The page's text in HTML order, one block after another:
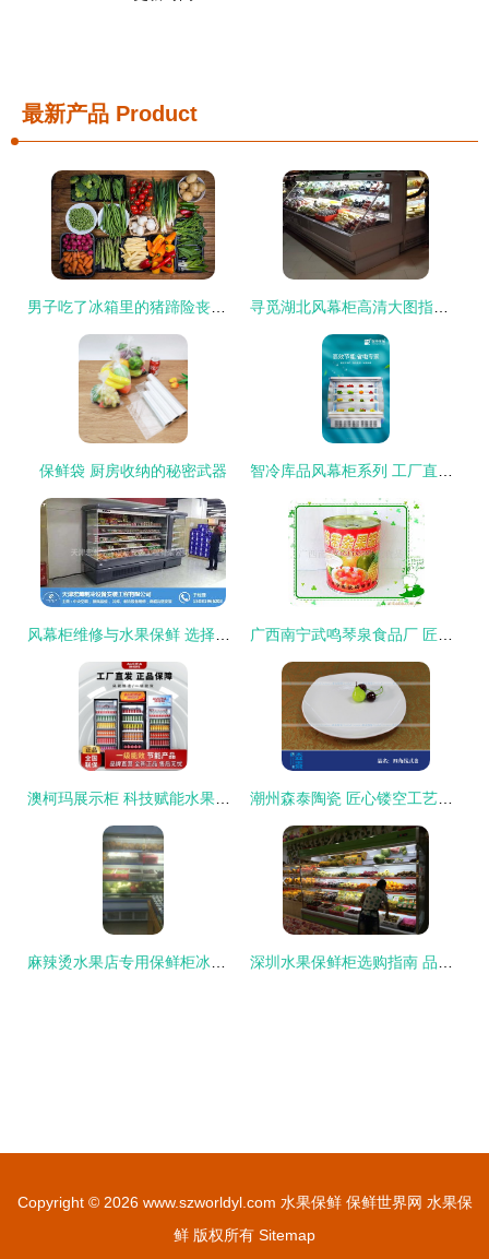
最新产品 Product
保鲜袋 厨房收纳的秘密武器
Copyright © 2026 www.szworldyl.com 水果保鲜 保鲜世界网 水果保
鲜 版权所有 Sitemap